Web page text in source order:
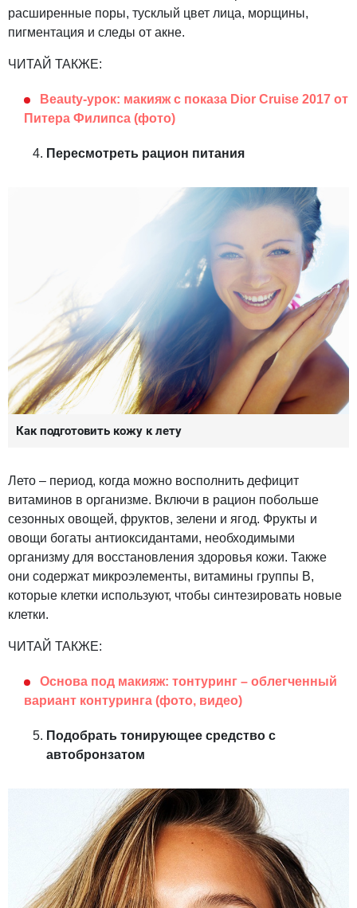
расширенные поры, тусклый цвет лица, морщины,
пигментация и следы от акне.
ЧИТАЙ ТАКЖЕ:
Beauty-урок: макияж с показа Dior Cruise 2017 от
Питера Филипса (фото)
Пересмотреть рацион питания
Как подготовить кожу к лету
Лето – период, когда можно восполнить дефицит
витаминов в организме. Включи в рацион побольше
сезонных овощей, фруктов, зелени и ягод. Фрукты и
овощи богаты антиоксидантами, необходимыми
организму для восстановления здоровья кожи. Также
они содержат микроэлементы, витамины группы B,
которые клетки используют, чтобы синтезировать новые
клетки.
ЧИТАЙ ТАКЖЕ:
Основа под макияж: тонтуринг – облегченный
вариант контуринга (фото, видео)
Подобрать тонирующее средство с
автобронзатом